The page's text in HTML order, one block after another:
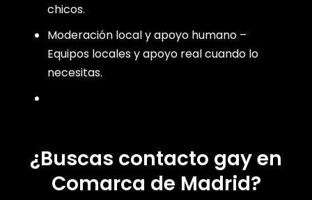
chicos.
Moderación local y apoyo humano –
Equipos locales y apoyo real cuando lo
necesitas.
¿Buscas contacto gay en
Comarca de Madrid?